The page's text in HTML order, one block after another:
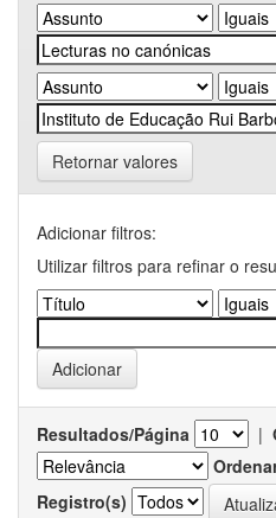
Retornar valores
Adicionar filtros:
Utilizar filtros para refinar o
Resultados/Página |
Registro(s)